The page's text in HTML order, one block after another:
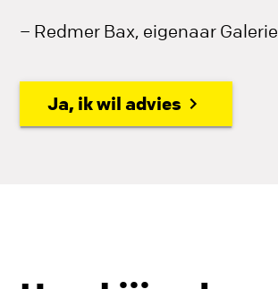
– Redmer Bax, eigenaar
Ja, ik wil advies